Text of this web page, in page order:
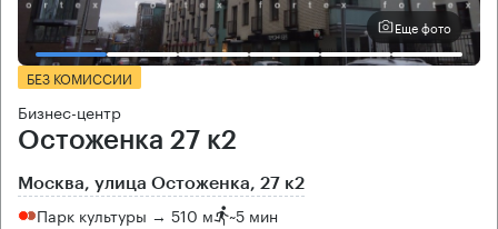
Еще фото
БЕЗ КОМИССИИ
Бизнес-центр
Остоженка 27 к2
Москва, улица Остоженка, 27 к2
Парк культуры → 510 м ~5 мин